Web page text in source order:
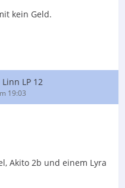
kein Geld.
LP 12
19:03
Akito 2b und einem Lyra